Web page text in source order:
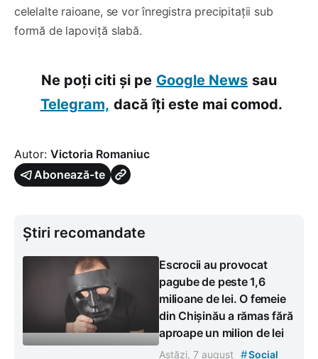
celelalte raioane, se vor înregistra precipitații sub
formă de lapoviță slabă.
Ne poți citi și pe Google News sau
Telegram, dacă îți este mai comod.
Autor: Victoria Romaniuc
Abonează-te
Știri recomandate
Escrocii au provocat
pagube de peste 1,6
milioane de lei. O femeie
din Chișinău a rămas fără
aproape un milion de lei
Astăzi, 7 august #Social